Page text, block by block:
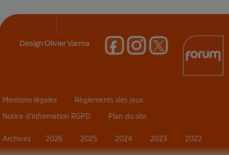
DesignOlivier Varma
Mentions légales Règlements des jeux
Notice d’information RGPD Plan du site
Archives 2026 2025 2024 2023 2022